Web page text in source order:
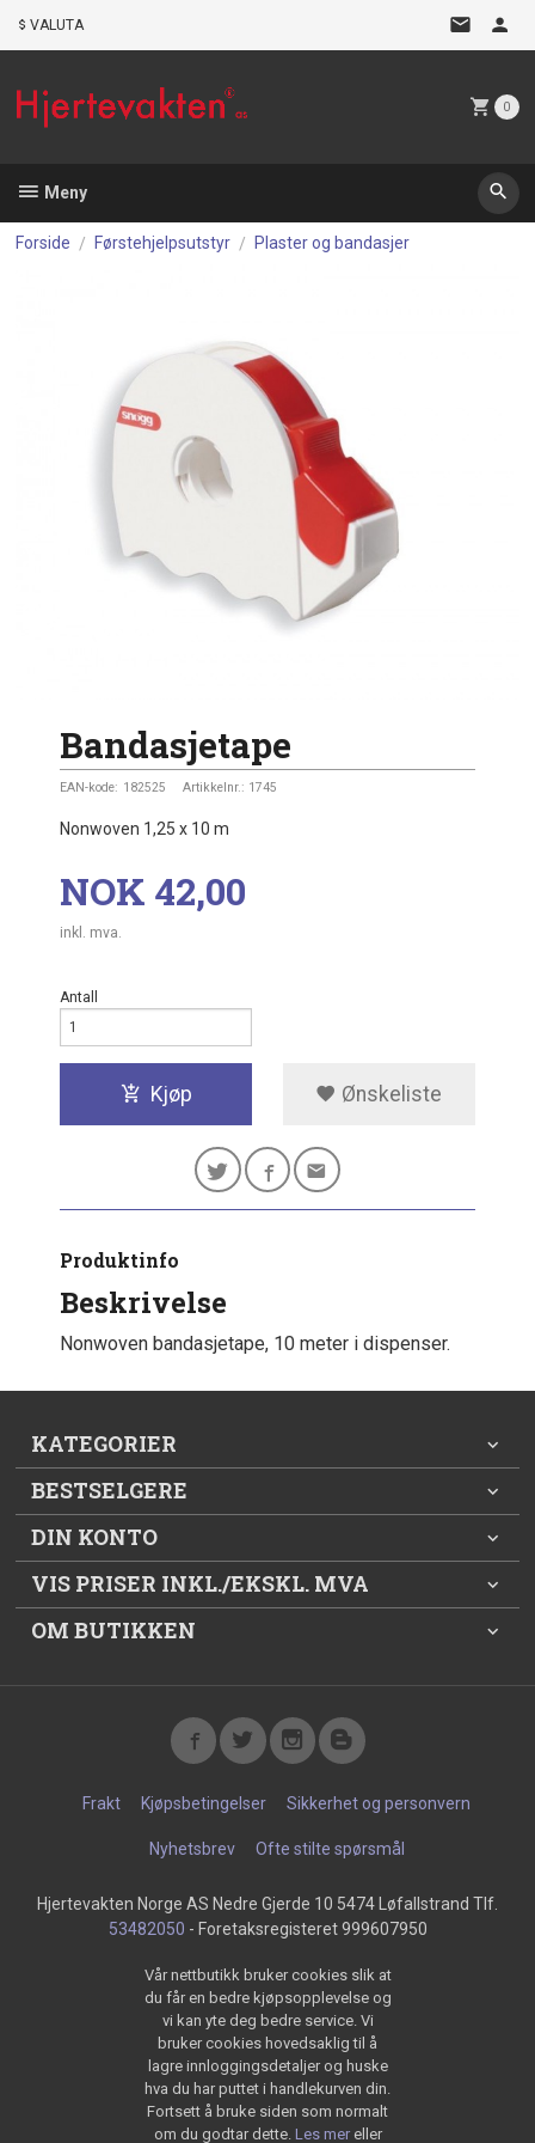
VALUTA
0
Meny
Forside Førstehjelpsutstyr Plaster og bandasjer
Bandasjetape
EAN-kode: 182525 Artikkelnr.: 1745
Nonwoven 1,25 x 10 m
Pris
NOK 42,00
inkl. mva.
Antall
Kjøp Ønskeliste
Produktinfo
Beskrivelse
Nonwoven bandasjetape, 10 meter i dispenser.
KATEGORIER
BESTSELGERE
DIN KONTO
VIS PRISER INKL./EKSKL. MVA
OM BUTIKKEN
Frakt Kjøpsbetingelser Sikkerhet og personvern
Nyhetsbrev Ofte stilte spørsmål
Hjertevakten Norge AS Nedre Gjerde 10 5474 Løfallstrand Tlf.
53482050 - Foretaksregisteret 999607950
Vår nettbutikk bruker cookies slik at
du får en bedre kjøpsopplevelse og
vi kan yte deg bedre service. Vi
bruker cookies hovedsaklig til å
lagre innloggingsdetaljer og huske
hva du har puttet i handlekurven din.
Fortsett å bruke siden som normalt
om du godtar dette. Les mer eller